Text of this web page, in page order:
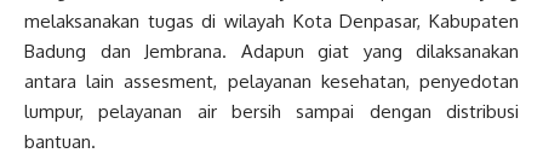
melaksanakan tugas di wilayah Kota Denpasar, Kabupaten
Badung dan Jembrana. Adapun giat yang dilaksanakan
antara lain assesment, pelayanan kesehatan, penyedotan
lumpur, pelayanan air bersih sampai dengan distribusi
bantuan.